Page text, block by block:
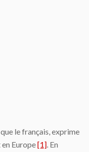
le français, exprime
Europe[1]. En